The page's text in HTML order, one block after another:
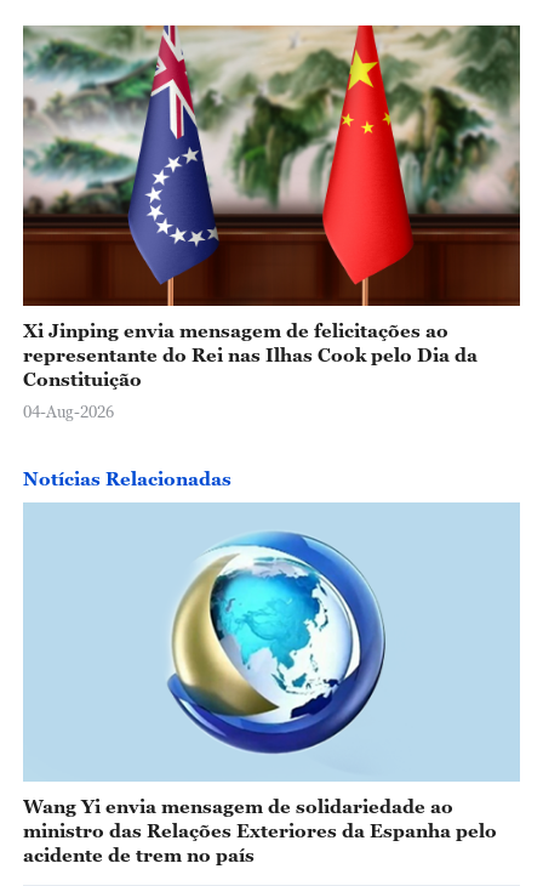
Xi Jinping envia mensagem de felicitações ao
representante do Rei nas Ilhas Cook pelo Dia da
Constituição
04-Aug-2026
Notícias Relacionadas
Wang Yi envia mensagem de solidariedade ao
ministro das Relações Exteriores da Espanha pelo
acidente de trem no país